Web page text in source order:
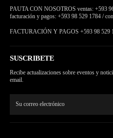
PAUTA CON NOSOTROS ventas: +593
facturación y pagos: +593 98 529 1784 /
FACTURACIÓN Y PAGOS +593 98 529
SUSCRIBETE
Recibe actualizaciones sobre eventos y
email.